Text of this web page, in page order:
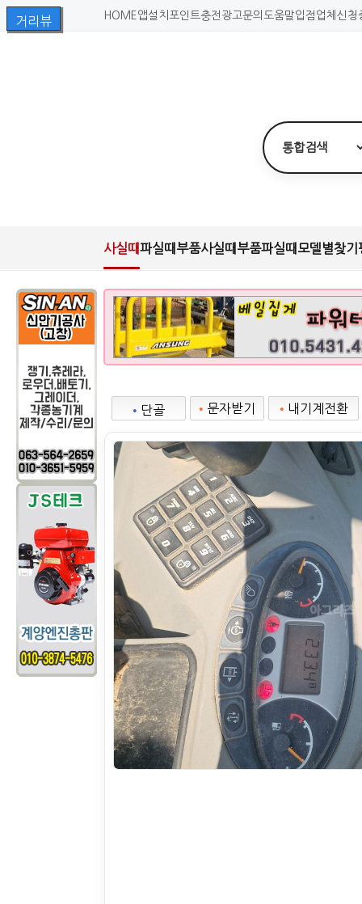
HOME 앱설치 포인트충전 광고문의 도움말입점업체신청
사실때파실때 부품사실때 부품파실때 모델별찾기
• 단골 • 문자받기 • 내기계전환